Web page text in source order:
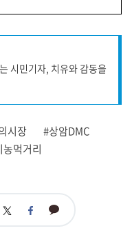
시민기자, 치유와 감동을
시장
#상암DMC
먹거리
트 페 카